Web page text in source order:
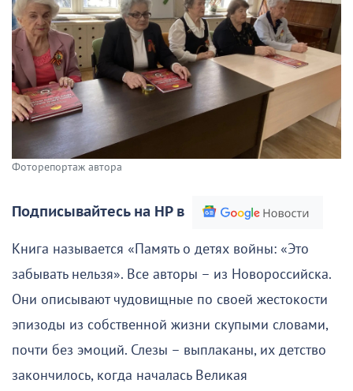
Фоторепортаж автора
Подписывайтесь на НР в
Книга называется «Память о детях войны: «Это
забывать нельзя». Все авторы – из Новороссийска.
Они описывают чудовищные по своей жестокости
эпизоды из собственной жизни скупыми словами,
почти без эмоций. Слезы – выплаканы, их детство
закончилось, когда началась Великая